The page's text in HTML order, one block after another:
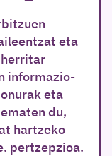
eta
informazio-
eta
du,
hartzeko
pertzepzioa.